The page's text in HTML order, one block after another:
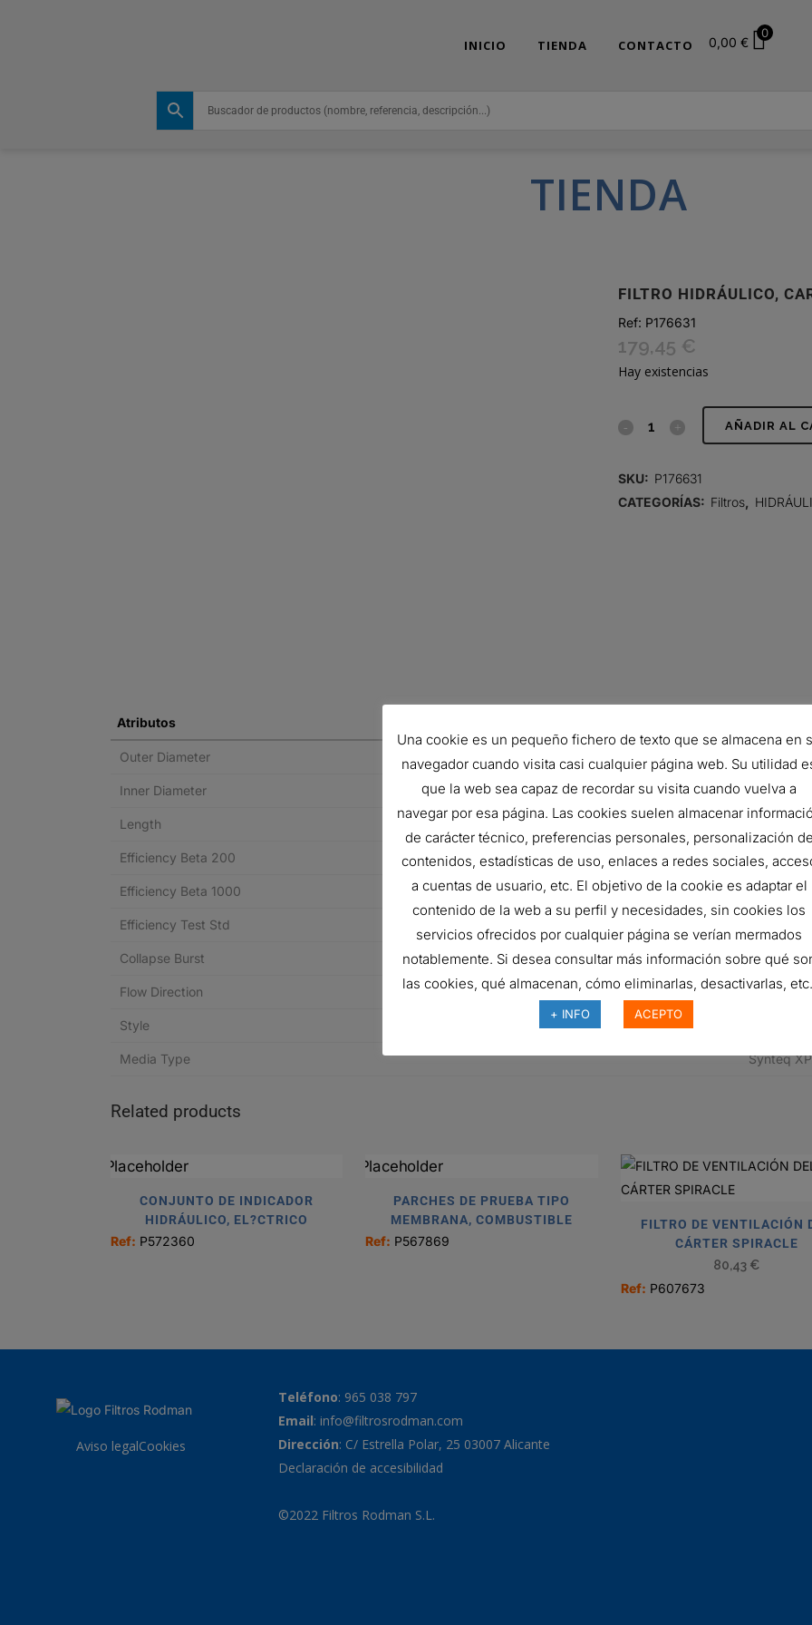
INICIO TIENDA CONTACTO 0,00 €
0
TIENDA
FILTRO HIDRÁULICO,
Ref: P176631
179,45 €
Hay existencias
FILTRO
CARTUCHO
AÑADIR AL
SKU: P176631
CATEGORÍAS: Filtros
Atributos
Outer Diameter 78 mm
Inner Diameter 40.4 mm
Length 240 mm
Efficiency Beta 200 7 micron
Efficiency Beta 1000 9 micron
Efficiency Test Std
Collapse Burst 210.1 bar
Flow Direction Outside-In
Style
Media Type Synteq XP
Related products
CONJUNTO DE INDICADOR
HIDRÁULICO, EL?CTRICO
Ref: P572360
PARCHES DE PRUEBA TIPO
MEMBRANA, COMBUSTIBLE
Ref: P567869
FILTRO DE VENTILACIÓN
CÁRTER SPIRACLE
80,43 €
Ref: P607673
Aviso legalCookies
Teléfono: 965 038 797
Email: info@filtrosrodman.com
Dirección: C/ Estrella Polar, 25 03007 Alicante
Declaración de accesibilidad
©2022 Filtros Rodman S.L.
Una cookie es un pequeño fichero de texto que se almacena en
navegador cuando visita casi cualquier página web. Su utilidad
que la web sea capaz de recordar su visita cuando vuelva a
navegar por esa página. Las cookies suelen almacenar
de carácter técnico, preferencias personales, personalización de
contenidos, estadísticas de uso, enlaces a redes sociales,
a cuentas de usuario, etc. El objetivo de la cookie es adaptar el
contenido de la web a su perfil y necesidades, sin cookies los
servicios ofrecidos por cualquier página se verían mermados
notablemente. Si desea consultar más información sobre qué
las cookies, qué almacenan, cómo eliminarlas, desactivarlas,
+ INFO ACEPTO